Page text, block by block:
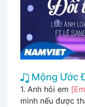
Mộng Ước
1. Anh hỏi em
mình nếu được